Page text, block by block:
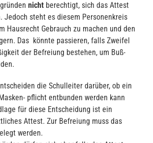
nicht berechtigt, sich das Attest
Jedoch steht es diesem Personenkreis
Hausrecht Gebrauch zu machen und den
Das könnte passieren, falls Zweifel
der Befreiung bestehen, um Buß-
die Schulleiter darüber, ob ein
pflicht entbunden werden kann
für diese Entscheidung ist ein
Attest. Zur Befreiung muss das
werden.